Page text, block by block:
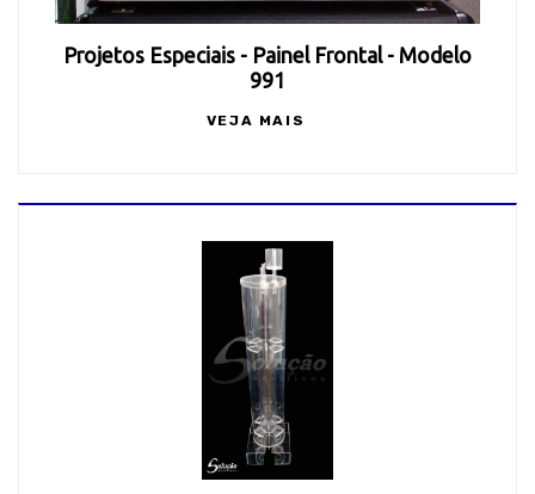
Projetos Especiais - Painel Frontal - Modelo
991
VEJA MAIS